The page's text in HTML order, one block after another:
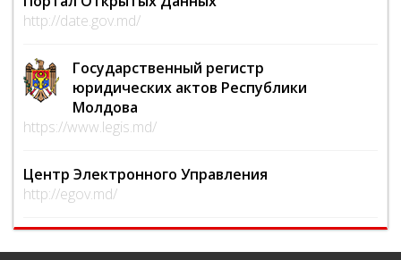
http://date.gov.md/
Государственный регистр
юридических актов Республики
Молдова
https://www.legis.md/
Центр Электронного Управления
http://egov.md/